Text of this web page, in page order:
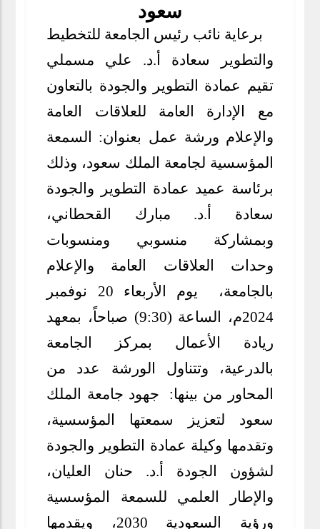
سعود
برعاية نائب رئيس الجامعة للتخطيط
والتطوير سعادة أ.د. علي مسملي
تقيم عمادة التطوير والجودة بالتعاون
مع الإدارة العامة للعلاقات العامة
والإعلام ورشة عمل بعنوان: السمعة
المؤسسية لجامعة الملك سعود، وذلك
برئاسة عميد عمادة التطوير والجودة
سعادة أ.د. مبارك القحطاني،
وبمشاركة منسوبي ومنسوبات
وحدات العلاقات العامة والإعلام
بالجامعة، يوم الأربعاء 20 نوفمبر
2024م، الساعة (9:30) صباحاً، بمعهد
ريادة الأعمال بمركز الجامعة
بالدرعية، وتتناول الورشة عدد من
المحاور من بينها: جهود جامعة الملك
سعود لتعزيز سمعتها المؤسسية،
وتقدمها وكيلة عمادة التطوير والجودة
لشؤون الجودة أ.د. حنان العليان،
والإطار العلمي للسمعة المؤسسية
ورؤية السعودية 2030، ويقدمها